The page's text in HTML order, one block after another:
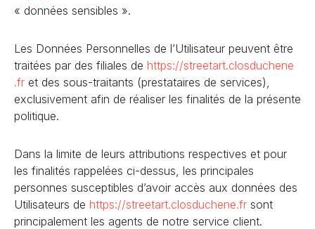
« données sensibles ».
Les Données Personnelles de l’Utilisateur peuvent être
traitées par des filiales de https://streetart.closduchene
.fr et des sous-traitants (prestataires de services),
exclusivement afin de réaliser les finalités de la présente
politique.
Dans la limite de leurs attributions respectives et pour
les finalités rappelées ci-dessus, les principales
personnes susceptibles d’avoir accès aux données des
Utilisateurs de https://streetart.closduchene.fr sont
principalement les agents de notre service client.